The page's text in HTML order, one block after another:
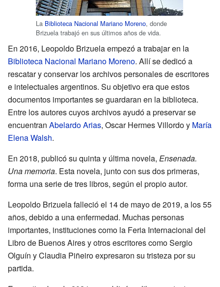
La Biblioteca Nacional Mariano Moreno, donde
Brizuela trabajó en sus últimos años de vida.
En 2016, Leopoldo Brizuela empezó a trabajar en la
Biblioteca Nacional Mariano Moreno. Allí se dedicó a
rescatar y conservar los archivos personales de escritores
e intelectuales argentinos. Su objetivo era que estos
documentos importantes se guardaran en la biblioteca.
Entre los autores cuyos archivos ayudó a preservar se
encuentran Abelardo Arias, Oscar Hermes Villordo y María
Elena Walsh.
En 2018, publicó su quinta y última novela, Ensenada.
Una memoria. Esta novela, junto con sus dos primeras,
forma una serie de tres libros, según el propio autor.
Leopoldo Brizuela falleció el 14 de mayo de 2019, a los 55
años, debido a una enfermedad. Muchas personas
importantes, instituciones como la Feria Internacional del
Libro de Buenos Aires y otros escritores como Sergio
Olguín y Claudia Piñeiro expresaron su tristeza por su
partida.